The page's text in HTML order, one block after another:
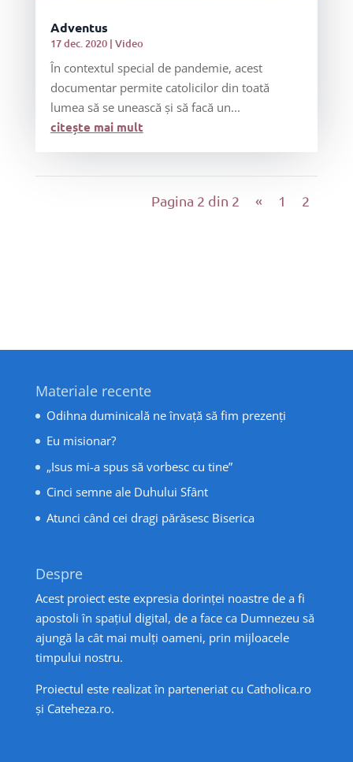
Adventus
17 dec. 2020| Video
În contextul special de pandemie, acest
documentar permite catolicilor din toată
lumea să se unească și să facă un...
citește mai mult
Pagina 2 din 2 « 1 2
Materiale recente
Odihna duminicală ne învață să fim prezenți
Eu misionar?
„Isus mi-a spus să vorbesc cu tine”
Cinci semne ale Duhului Sfânt
Atunci când cei dragi părăsesc Biserica
Despre
Acest proiect este expresia dorinței noastre de a fi
apostoli în spațiul digital, de a face ca Dumnezeu să
ajungă la cât mai mulți oameni, prin mijloacele
timpului nostru.
Proiectul este realizat în parteneriat cu Catholica.ro
și Cateheza.ro.